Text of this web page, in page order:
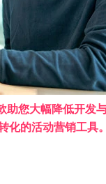
大幅降低开发与
化的活动营销工